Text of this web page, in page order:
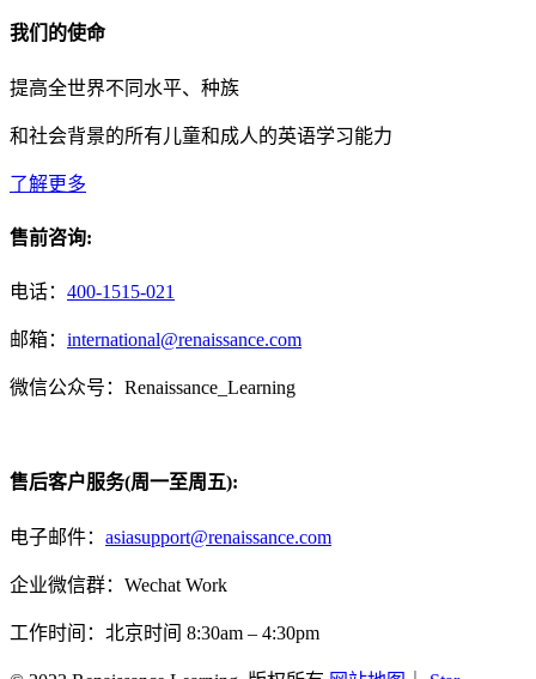
我们的使命
提高全世界不同水平、种族
和社会背景的所有儿童和成人的英语学习能力
了解更多
售前咨询:
电话： 400-1515-021
邮箱： international@renaissance.com
微信公众号：Renaissance_Learning
售后客户服务(周一至周五):
电子邮件： asiasupport@renaissance.com
企业微信群：Wechat Work
工作时间：北京时间 8:30am – 4:30pm